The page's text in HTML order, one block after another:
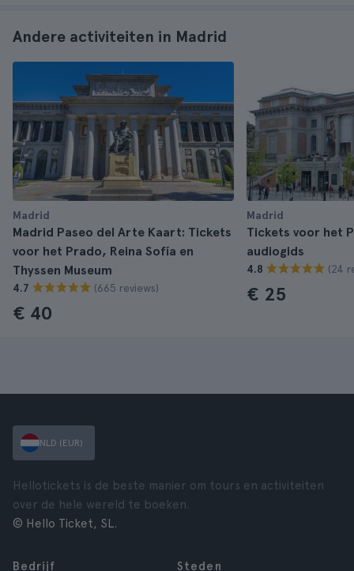
Andere activiteiten in Madrid
Madrid
Madrid Paseo del Arte Kaart: Tickets
voor het Prado, Reina Sofía en
Thyssen Museum
4.7 (665 reviews)
€ 40
Madrid
Tickets voor het
audiogids
4.8 (24
€ 25
NLD (EUR)
Hellotickets is de beste manier om tours en activiteiten
over de hele wereld te boeken.
© Hello Ticket, SL.
Bedrijf Steden